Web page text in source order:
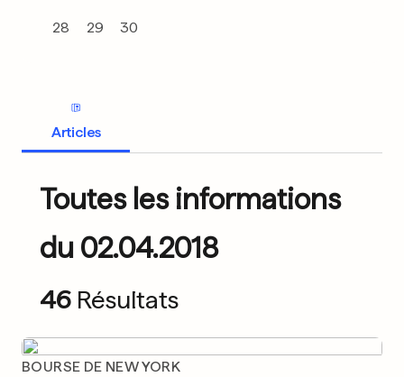
28 29 30
Articles
Toutes les informations
du 02.04.2018
46 Résultats
BOURSE DE NEW YORK